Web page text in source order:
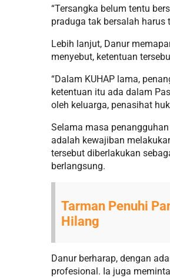
“Tersangka belum tentu
praduga tak bersalah harus
Lebih lanjut, Danur
menyebut, ketentuan
“Dalam KUHAP lama,
ketentuan itu ada dalam
oleh keluarga, penasihat
Selama masa
adalah kewajiban
tersebut diberlakukan
berlangsung.
Tarman Penuhi
Hilang
Danur berharap, dengan
profesional. Ia juga